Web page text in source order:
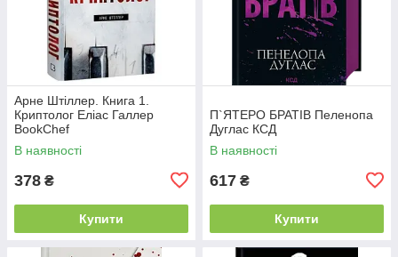
Арне Штіллер. Книга 1.
Криптолог Еліас Галлер
BookChef
В наявності
378 ₴
Купити
П`ЯТЕРО БРАТІВ Пеленопа
Дуглас КСД
В наявності
617 ₴
Купити